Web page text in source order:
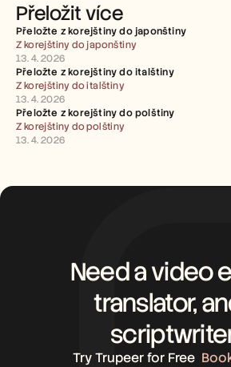
Přeložit více
Přeložte z korejštiny do japonštiny
Z korejštiny do japonštiny
13. 4. 2026
Přeložte z korejštiny do italštiny
Z korejštiny do italštiny
13. 4. 2026
Přeložte z korejštiny do polštiny
Z korejštiny do polštiny
13. 4. 2026
Need a video
translator,
Try Trupeer for Free